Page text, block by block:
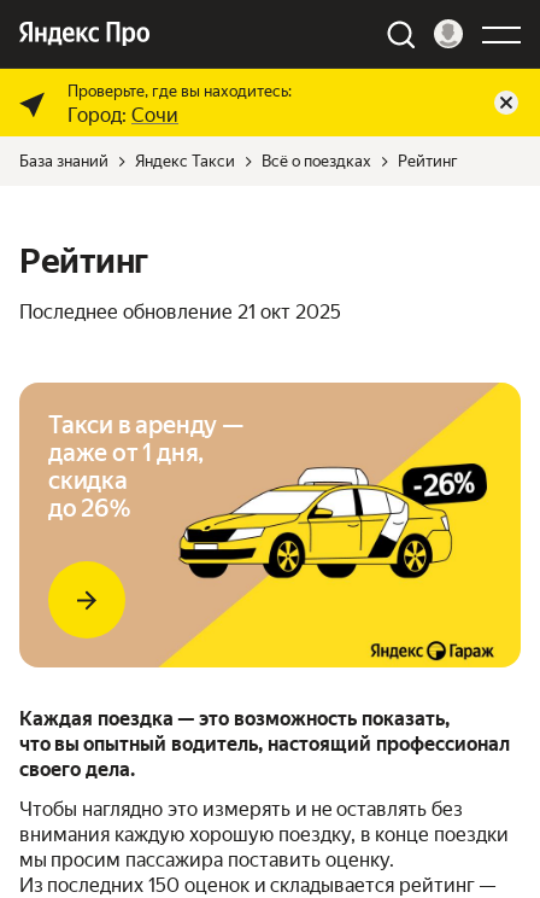
Проверьте, где вы находитесь:
Город: Сочи
База знаний Яндекс Такси Всё о поездках Рейтинг
Рейтинг
Последнее обновление 21 окт 2025
Такси в аренду —
даже от 1 дня,
скидка
до 26%
Каждая поездка — это возможность показать,
что вы опытный водитель, настоящий профессионал
своего дела.
Чтобы наглядно это измерять и не оставлять без
внимания каждую хорошую поездку, в конце поездки
мы просим пассажира поставить оценку.
Из последних 150 оценок и складывается рейтинг —